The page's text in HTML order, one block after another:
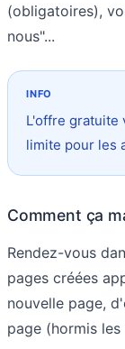
(obligatoires),
nous"...
L'offre gratuite
limite pour les
Comment ça
Rendez-vous
pages créées
nouvelle page,
page (hormis